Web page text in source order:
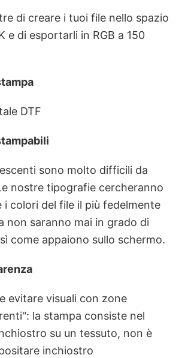
di creare i tuoi file nello spazio
e di esportarli in RGB a 150
DTF
sono molto difficili da
nostre tipografie cercheranno
i colori del file il più fedelmente
non saranno mai in grado di
come appaiono sullo schermo.
evitare visuali con zone
la stampa consiste nel
su un tessuto, non è
inchiostro